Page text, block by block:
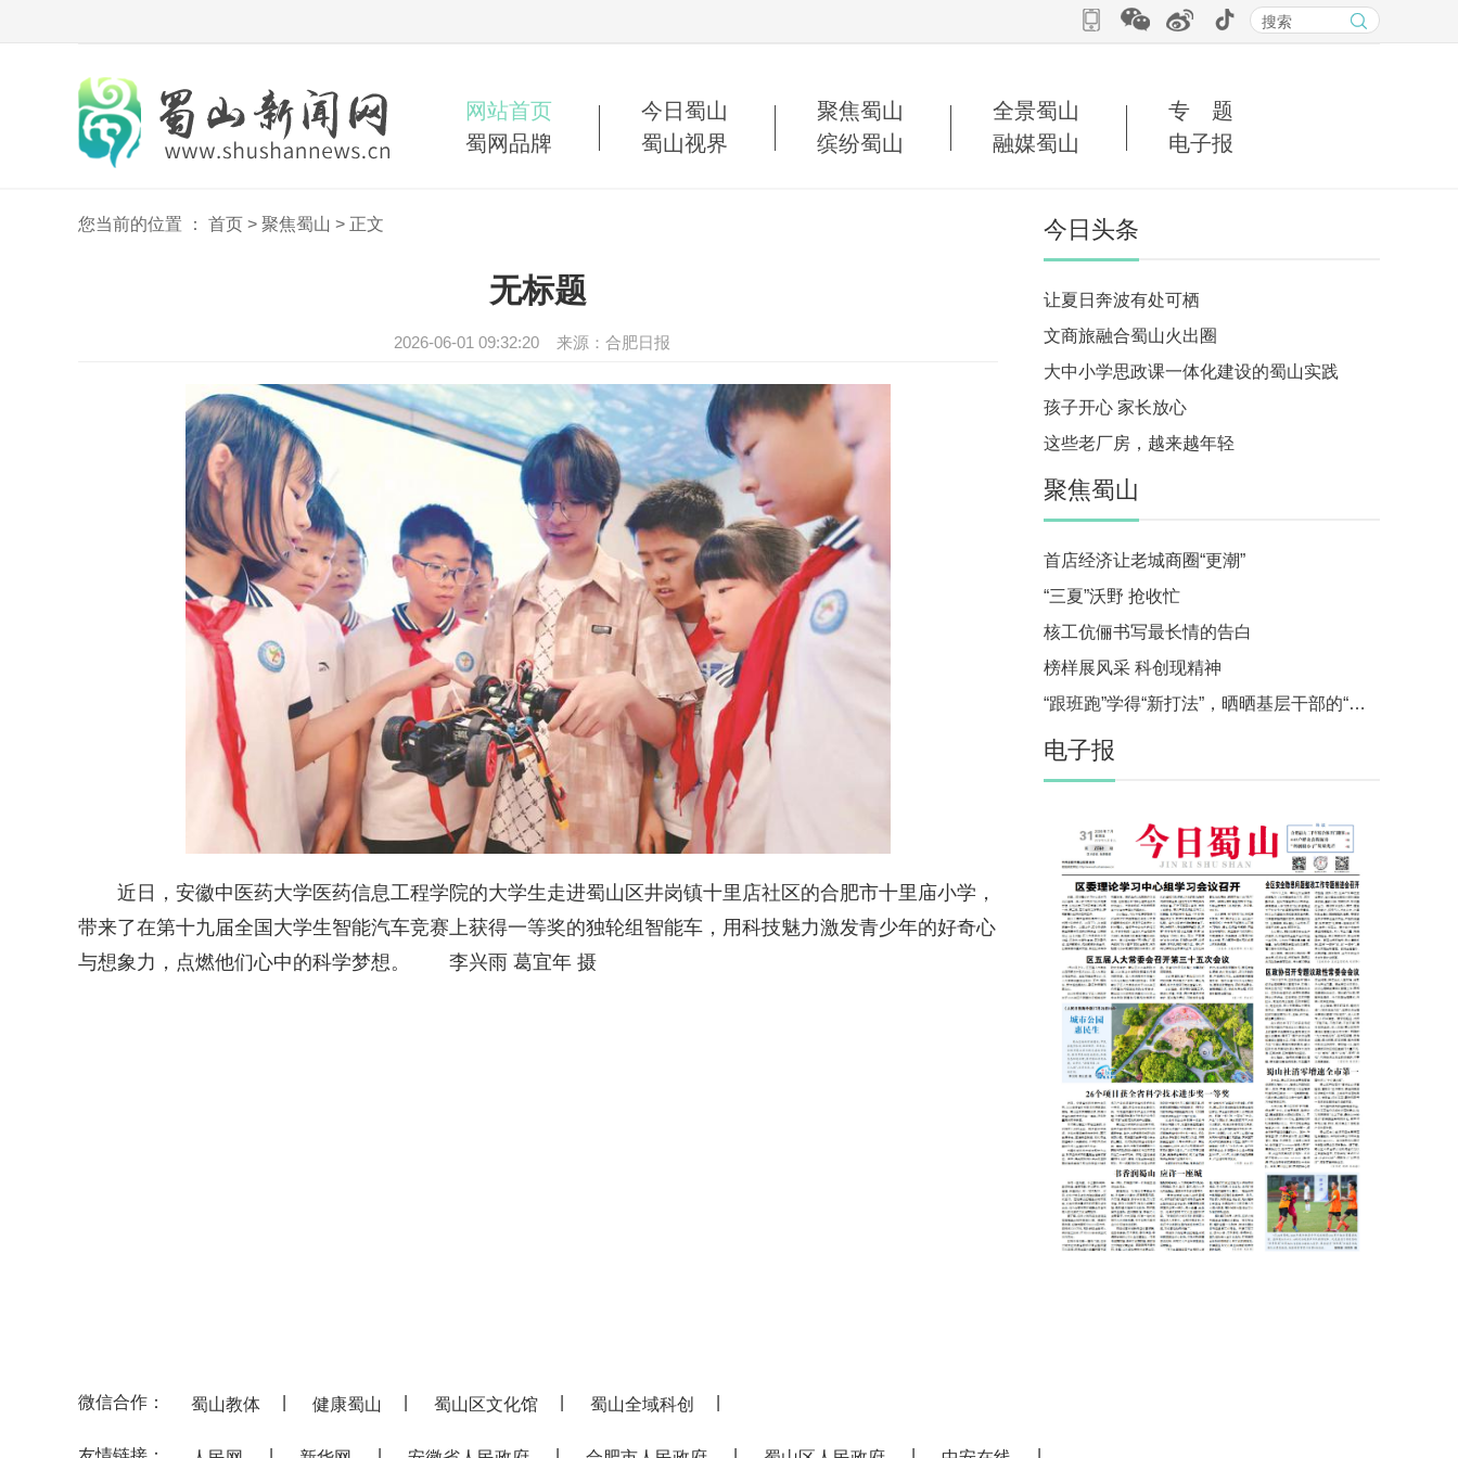
网站首页 今日蜀山 聚焦蜀山 全景蜀山
专 题
蜀网品牌
蜀山视界 缤纷蜀山 融媒蜀山 电子报
您当前的位置 ： 首页 > 聚焦蜀山 > 正文
无标题
2026-06-01 09:32:20 来源：合肥日报
近日，安徽中医药大学医药信息工程学院的大学生走进蜀山区井岗镇十里店社区的合肥市十里庙小学，
带来了在第十九届全国大学生智能汽车竞赛上获得一等奖的独轮组智能车，用科技魅力激发青少年的好奇心
与想象力，点燃他们心中的科学梦想。 李兴雨 葛宜年 摄
今日头条
让夏日奔波有处可栖
文商旅融合蜀山火出圈
大中小学思政课一体化建设的蜀山实践
孩子开心 家长放心
这些老厂房，越来越年轻
聚焦蜀山
首店经济让老城商圈“更潮”
“三夏”沃野 抢收忙
核工伉俪书写最长情的告白
榜样展风采 科创现精神
“跟班跑”学得“新打法”，晒晒基层干部的“实践作业”
电子报
微信合作： 蜀山教体 健康蜀山 蜀山区文化馆 蜀山全域科创